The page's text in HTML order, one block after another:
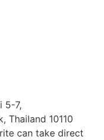
5-7,
Thailand 10110
can take direct